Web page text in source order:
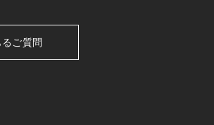
ご質問